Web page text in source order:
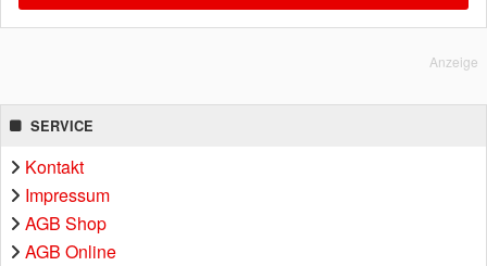
Anzeige
SERVICE
Kontakt
Impressum
AGB Shop
AGB Online